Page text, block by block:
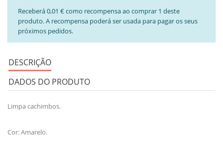
Receberá 0,01 € como recompensa ao comprar 1 deste
produto. A recompensa poderá ser usada para pagar os seus
próximos pedidos.
DESCRIÇÃO
DADOS DO PRODUTO
Limpa cachimbos.
Cor: Amarelo.